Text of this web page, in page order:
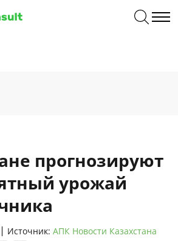
прогнозируют
урожай
Источник: АПК Новости Казахстана